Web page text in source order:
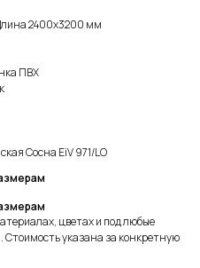
2400х3200 мм
ПВХ
Сосна EiV 971/LO
цветах и под любые
указана за конкретную